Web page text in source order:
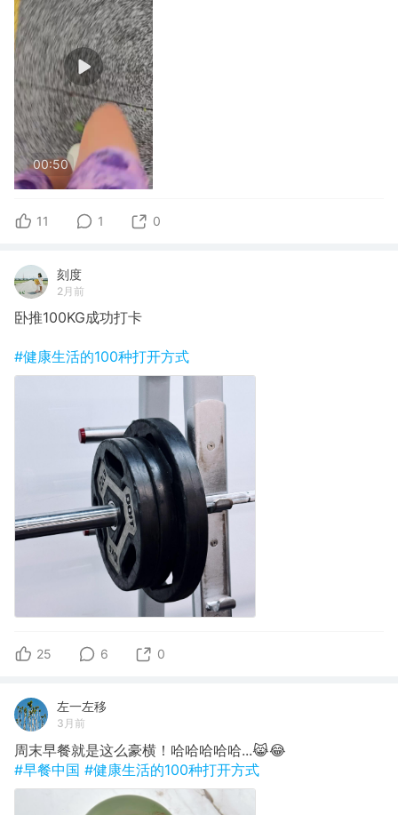
00:50
11 1 0
刻度
2月前
卧推100KG成功打卡
#健康生活的100种打开方式
25 6 0
左一左移
3月前
周末早餐就是这么豪横！哈哈哈哈哈...😹😂
#早餐中国 #健康生活的100种打开方式